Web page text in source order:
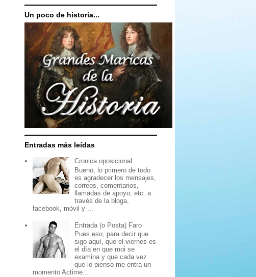
Un poco de historia...
Entradas más leídas
Cronica oposicional
Bueno, lo primero de todo
es agradecer los mensajes,
correos, comentarios,
llamadas de apoyo, etc. a
través de la bloga,
facebook, móvil y ...
Entrada (o Posta) Faro
Pues eso, para decir que
sigo aquí, que el viernes es
el día en que moi se
examina y que cada vez
que lo pienso me entra un
momento Actime...